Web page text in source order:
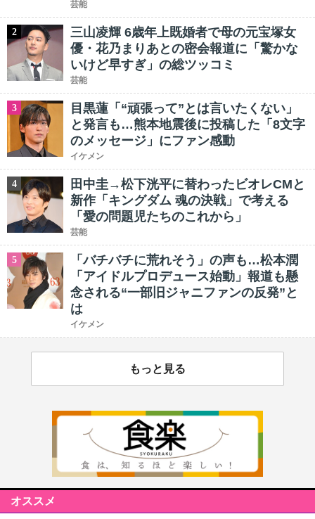
芸能
2
三山凌輝 6歳年上既婚者で母の元宝塚女
優・花乃まりあとの密会報道に「驚かな
いけど早すぎ」の総ツッコミ
芸能
3
目黒蓮「“頑張って”とは言いたくない」
と発言も…熊本地震後に投稿した「8文字
のメッセージ」にファン感動
イケメン
4
田中圭→松下洸平に替わったビオレCMと
新作「キングダム 魂の決戦」で考える
「愛の問題児たちのこれから」
芸能
5
「バチバチに荒れそう」の声も…松本潤
「アイドルプロデュース始動」報道も懸
念される“一部旧ジャニファンの反発”と
は
イケメン
もっと見る
オススメ